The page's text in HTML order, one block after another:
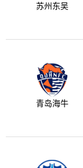
苏州东吴
青岛海牛